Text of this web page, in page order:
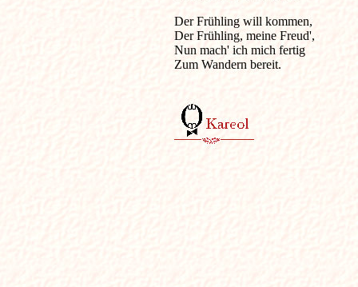
Der Frühling will kommen,
Der Frühling, meine Freud',
Nun mach' ich mich fertig
Zum Wandern bereit.